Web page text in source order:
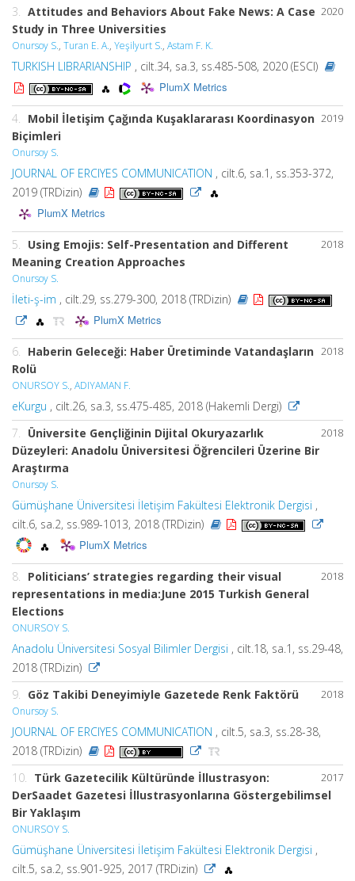
2020
3. Attitudes and Behaviors About Fake News: A Case
Study in Three Universities
Onursoy S., Turan E. A., Yeşilyurt S., Astam F. K.
TURKISH LIBRARIANSHIP , cilt.34, sa.3, ss.485-508, 2020 (ESCI)
PlumX Metrics
2019
4. Mobil İletişim Çağında Kuşaklararası Koordinasyon
Biçimleri
Onursoy S.
JOURNAL OF ERCIYES COMMUNICATION , cilt.6, sa.1, ss.353-372,
2019 (TRDizin)
PlumX Metrics
2018
5. Using Emojis: Self-Presentation and Different
Meaning Creation Approaches
Onursoy S.
İleti-ş-im , cilt.29, ss.279-300, 2018 (TRDizin)
PlumX Metrics
2018
6. Haberin Geleceği: Haber Üretiminde Vatandaşların
Rolü
ONURSOY S., ADIYAMAN F.
eKurgu , cilt.26, sa.3, ss.475-485, 2018 (Hakemli Dergi)
2018
7. Üniversite Gençliğinin Dijital Okuryazarlık
Düzeyleri: Anadolu Üniversitesi Öğrencileri Üzerine Bir
Araştırma
Onursoy S.
Gümüşhane Üniversitesi İletişim Fakültesi Elektronik Dergisi ,
cilt.6, sa.2, ss.989-1013, 2018 (TRDizin)
PlumX Metrics
2018
8. Politicians’ strategies regarding their visual
representations in media:June 2015 Turkish General
Elections
ONURSOY S.
Anadolu Üniversitesi Sosyal Bilimler Dergisi , cilt.18, sa.1, ss.29-48,
2018 (TRDizin)
2018
9. Göz Takibi Deneyimiyle Gazetede Renk Faktörü
Onursoy S.
JOURNAL OF ERCIYES COMMUNICATION , cilt.5, sa.3, ss.28-38,
2018 (TRDizin)
2017
10. Türk Gazetecilik Kültüründe İllustrasyon:
DerSaadet Gazetesi İllustrasyonlarına Göstergebilimsel
Bir Yaklaşım
ONURSOY S.
Gümüşhane Üniversitesi İletişim Fakültesi Elektronik Dergisi ,
cilt.5, sa.2, ss.901-925, 2017 (TRDizin)